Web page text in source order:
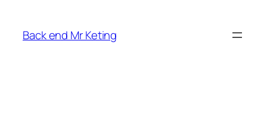
contenuto
Back end Mr Keting